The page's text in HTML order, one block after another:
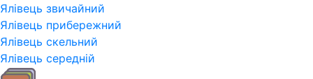
Ялівець звичайний
Ялівець прибережний
Ялівець скельний
Ялівець середній